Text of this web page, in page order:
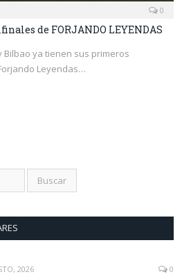
0
de FORJANDO LEYENDAS
Bilbao ya tienen sus primeros
Leyendas…
2026 0